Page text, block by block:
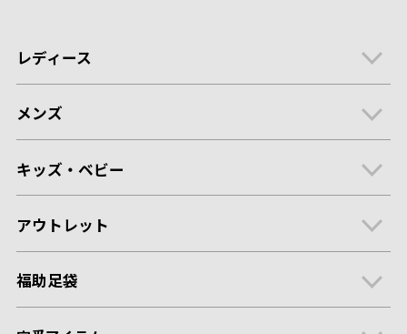
レディース
メンズ
キッズ・ベビー
アウトレット
福助足袋